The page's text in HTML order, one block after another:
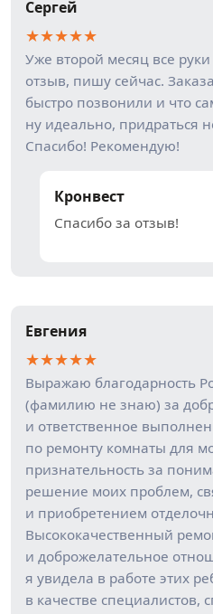
Сергей
★★★★★
Уже второй месяц все
отзыв, пишу сейчас.
быстро позвонили и что
ну идеально, придраться
Спасибо! Рекомендую!
Кронвест
Спасибо за отзыв!
Евгения
★★★★★
Выражаю благодарность
(фамилию не знаю) за
и ответственное
по ремонту комнаты для
признательность за
решение моих проблем,
и приобретением
Высококачественный
и доброжелательное
я увидела в работе этих
в качестве специалистов,